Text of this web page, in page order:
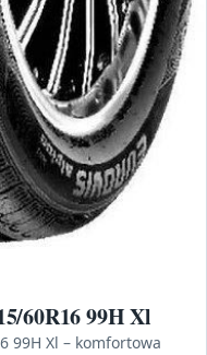
60R16 99H Xl
99H Xl – komfortowa